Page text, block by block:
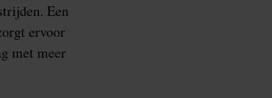
Een
ervoor
met meer